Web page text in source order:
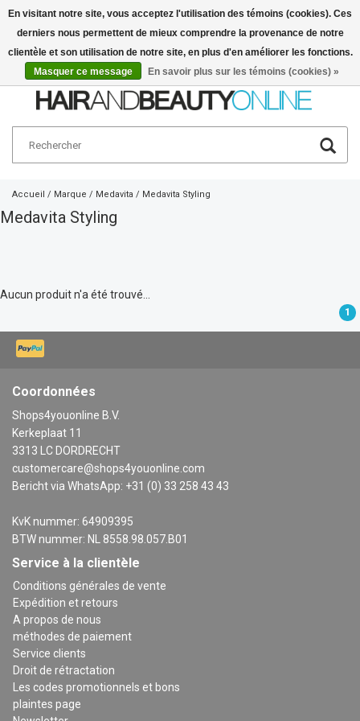
Français
Accueil / Marque / Medavita / Medavita Styling
Medavita Styling
Aucun produit n'a été trouvé...
1
Coordonnées
Shops4youonline B.V.
Kerkeplaat 11
3313 LC DORDRECHT
customercare@shops4youonline.com
Bericht via WhatsApp: +31 (0) 33 258 43 43
KvK nummer: 64909395
BTW nummer: NL 8558.98.057.B01
Service à la clientèle
Conditions générales de vente
Expédition et retours
A propos de nous
méthodes de paiement
Service clients
Droit de rétractation
Les codes promotionnels et bons
plaintes page
En visitant notre site, vous acceptez l'utilisation des témoins (cookies). Ces
derniers nous permettent de mieux comprendre la provenance de notre
clientèle et son utilisation de notre site, en plus d'en améliorer les fonctions.
Masquer ce message
En savoir plus sur les témoins (cookies) »